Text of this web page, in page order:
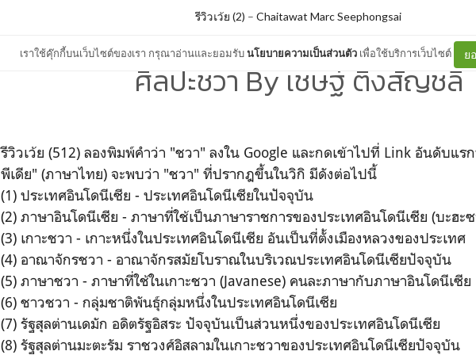
เราใช้คุ๊กกี้บนเว็บไซต์ของเรา กรุณาอ่านและยอมรับนโยบายความเป็นส่วนตัว เพื่อใช้บริการเว็บไซต์ ย
รีวิวเว้ย (2) – Chaitawat Marc Seephongsai
ศิลปะชวา By เชษฐ์ ติงสัญชลี
รีวิวเว้ย (512) ลองพิมพ์คำว่า "ชวา" ลงใน Google และกดเข้าไปที่ Link อันดับแ
พีเดีย" (ภาษาไทย) จะพบว่า "ชวา" ที่ปรากฎขึ้นในวิกิ มีดังต่อไปนี้
(1) ประเทศอินโดนีเซีย - ประเทศอินโดนีเซียในปัจจุบัน
(2) ภาษาอินโดนีเซีย - ภาษาที่ใช้เป็นภาษาราชการของประเทศอินโดนีเซีย (บะฮะ
(3) เกาะชวา - เกาะหนึ่งในประเทศอินโดนีเซีย อันเป็นที่ตั้งเมืองหลวงของประเทศ
(4) อาณาจักรชวา - อาณาจักรสมัยโบราณในบริเวณประเทศอินโดนีเซียปัจจุบัน
(5) ภาษาชวา - ภาษาที่ใช้ในเกาะชวา (Javanese) คนละภาษากับภาษาอินโดนีเซีย
(6) ชาวชวา - กลุ่มชาติพันธุ์กลุ่มหนึ่งในประเทศอินโดนีเซีย
(7) รัฐสุลต่านเดมัก อดิตรัฐอิสระ ปัจจุบันเป็นส่วนหนึ่งของประเทศอินโดนีเซีย
(8) รัฐสุลต่านมะตะรัม ราชวงศ์อิสลามในเกาะชวาของประเทศอินโดนีเซียปัจจุบัน